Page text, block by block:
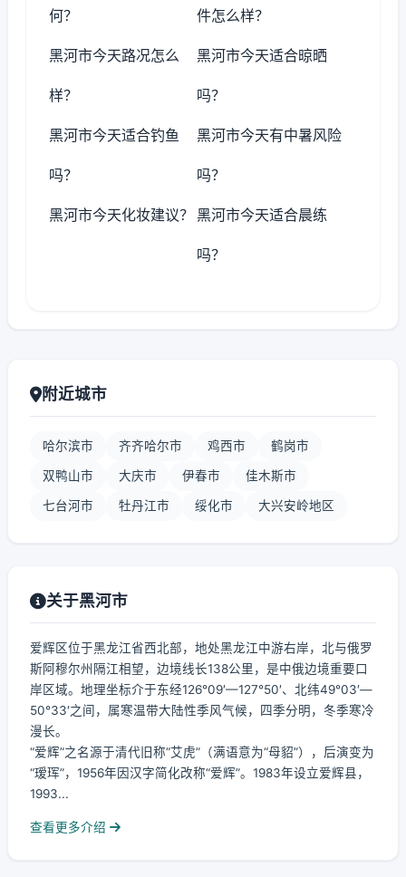
何？ 件怎么样？
黑河市今天路况怎么
样？
黑河市今天适合晾晒
吗？
黑河市今天适合钓鱼
吗？
黑河市今天有中暑风险
吗？
黑河市今天化妆建议？ 黑河市今天适合晨练
吗？
附近城市
哈尔滨市 齐齐哈尔市 鸡西市 鹤岗市
双鸭山市 大庆市 伊春市 佳木斯市
七台河市 牡丹江市 绥化市 大兴安岭地区
关于黑河市
爱辉区位于黑龙江省西北部，地处黑龙江中游右岸，北与俄罗
斯阿穆尔州隔江相望，边境线长138公里，是中俄边境重要口
岸区域。地理坐标介于东经126°09′—127°50′、北纬49°03′—
50°33′之间，属寒温带大陆性季风气候，四季分明，冬季寒冷
漫长。
“爱辉”之名源于清代旧称“艾虎”（满语意为“母貂”），后演变为
“瑷珲”，1956年因汉字简化改称“爱辉”。1983年设立爱辉县，
1993...
查看更多介绍